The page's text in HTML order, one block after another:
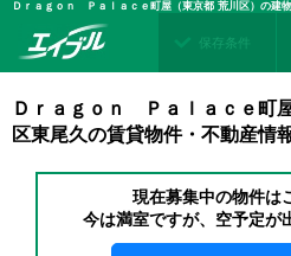
保存条件
Ｄｒａｇｏｎ Ｐａｌａｃｅ町
区東尾久の賃貸物件・不動産情
現在募集中の物件は
今は満室ですが、空予定が